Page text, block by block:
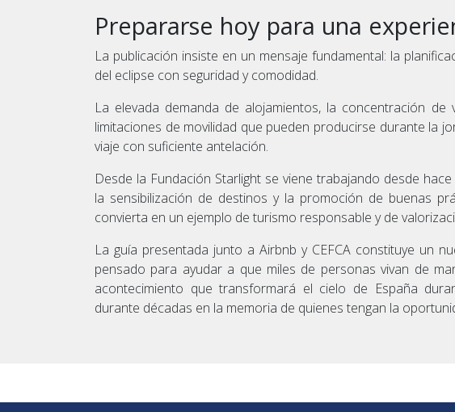
Prepararse hoy para una
La publicación insiste en un mensaje fundamental: la
del eclipse con seguridad y comodidad.
La elevada demanda de alojamientos, la concentración
limitaciones de movilidad que pueden producirse durante la
viaje con suficiente antelación.
Desde la Fundación Starlight se viene trabajando desde
la sensibilización de destinos y la promoción de buenas
convierta en un ejemplo de turismo responsable y de
La guía presentada junto a Airbnb y CEFCA constituye un
pensado para ayudar a que miles de personas vivan de
acontecimiento que transformará el cielo de España
durante décadas en la memoria de quienes tengan la